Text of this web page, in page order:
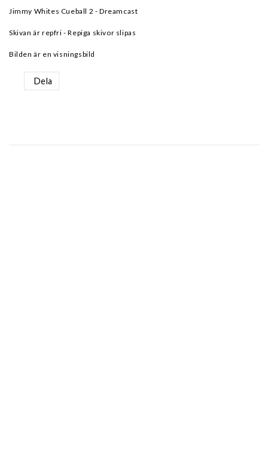
Jimmy Whites Cueball 2 - Dreamcast
Skivan är repfri - Repiga skivor slipas
Bilden är en visningsbild
Dela